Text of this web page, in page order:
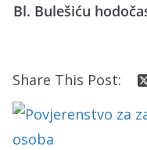
Bl. Bulešiću
Share This Post: